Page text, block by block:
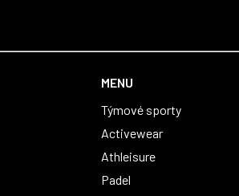
MENU
Týmové sporty
Activewear
Athleisure
Padel